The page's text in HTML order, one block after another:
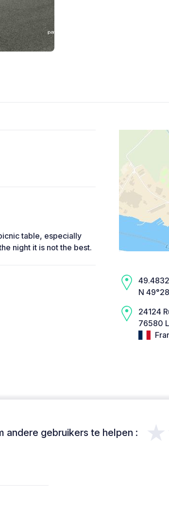
table, especially
night it is not the best.
N
24124
76580
andere gebruikers te helpen :